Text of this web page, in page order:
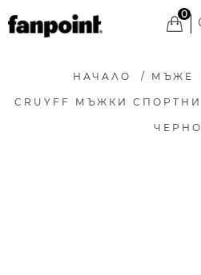
0
НАЧАЛО / МЪЖЕ
CRUYFF МЪЖКИ СПОРТНИ
ЧЕРНО